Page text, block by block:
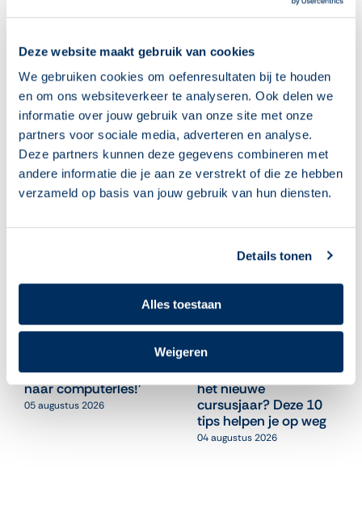
Deze website maakt gebruik van cookies
We gebruiken cookies om oefenresultaten bij te houden
en om ons websiteverkeer te analyseren. Ook delen we
informatie over jouw gebruik van onze site met onze
partners voor sociale media, adverteren en analyse.
Deze partners kunnen deze gegevens combineren met
andere informatie die je aan ze verstrekt of die ze hebben
verzameld op basis van jouw gebruik van hun diensten.
Details tonen
Alles toestaan
Weigeren
Beeld NOS: Tanja Henn werd opgelicht via een
Gerelateerde berichten
‘Leuk, ik mag weer
naar computerles!’
05 augustus 2026
Begeleiders, klaar voor
het nieuwe
cursusjaar? Deze 10
tips helpen je op weg
04 augustus 2026